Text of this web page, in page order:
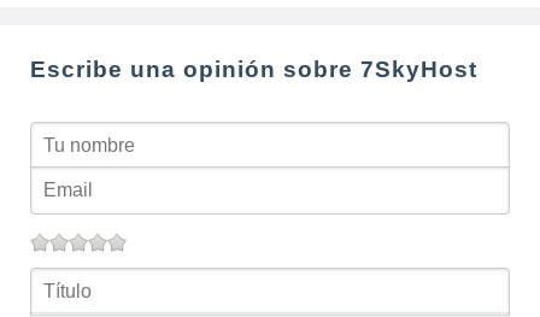
Escribe una opinión sobre 7SkyHost